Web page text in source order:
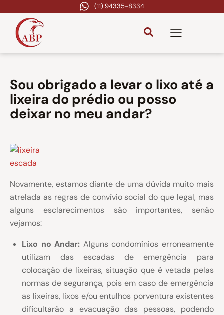
(11) 94335-8334
Sou obrigado a levar o lixo até a
lixeira do prédio ou posso
deixar no meu andar?
Novamente, estamos diante de uma dúvida muito mais
atrelada as regras de convívio social do que legal, mas
alguns esclarecimentos são importantes, senão
vejamos:
Lixo no Andar: Alguns condomínios erroneamente
utilizam das escadas de emergência para
colocação de lixeiras, situação que é vetada pelas
normas de segurança, pois em caso de emergência
as lixeiras, lixos e/ou entulhos porventura existentes
dificultarão a evacuação das pessoas, podendo